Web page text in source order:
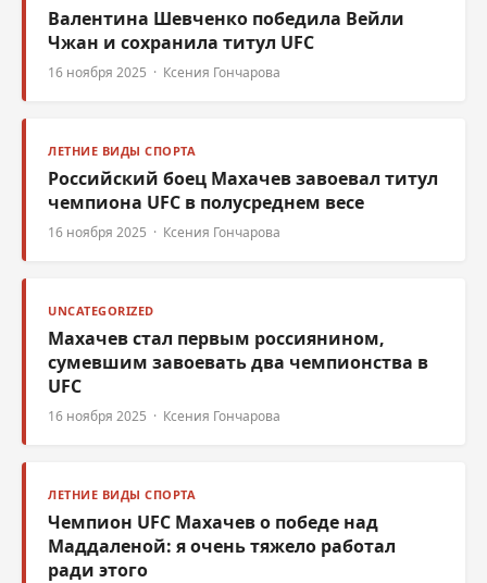
Валентина Шевченко победила Вейли
Чжан и сохранила титул UFC
16 ноября 2025 · Ксения Гончарова
ЛЕТНИЕ ВИДЫ СПОРТА
Российский боец Махачев завоевал титул
чемпиона UFC в полусреднем весе
16 ноября 2025 · Ксения Гончарова
UNCATEGORIZED
Махачев стал первым россиянином,
сумевшим завоевать два чемпионства в
UFC
16 ноября 2025 · Ксения Гончарова
ЛЕТНИЕ ВИДЫ СПОРТА
Чемпион UFC Махачев о победе над
Маддаленой: я очень тяжело работал
ради этого